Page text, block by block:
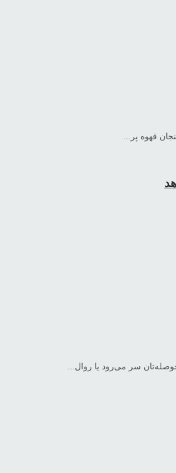
قهوه پر...
سر می‌رود یا روال...